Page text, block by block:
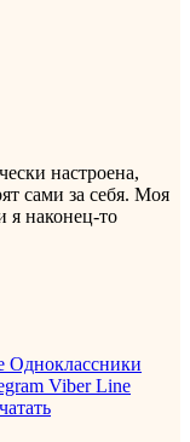
настроена,
сами за себя. Моя
я наконец-то
Одноклассники
Viber Line